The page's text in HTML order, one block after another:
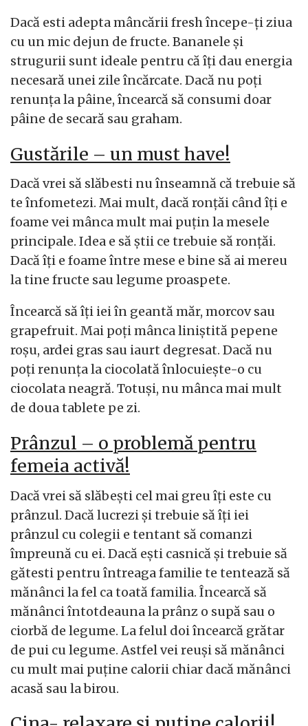
Dacă esti adepta mâncării fresh începe-ţi ziua
cu un mic dejun de fructe. Bananele şi
strugurii sunt ideale pentru că îţi dau energia
necesară unei zile încărcate. Dacă nu poţi
renunţa la pâine, încearcă să consumi doar
pâine de secară sau graham.
Gustările – un must have!
Dacă vrei să slăbesti nu înseamnă că trebuie să
te înfometezi. Mai mult, dacă ronţăi când îţi e
foame vei mânca mult mai puţin la mesele
principale. Idea e să ştii ce trebuie să ronţăi.
Dacă îţi e foame între mese e bine să ai mereu
la tine fructe sau legume proaspete.
Încearcă să îţi iei în geantă măr, morcov sau
grapefruit. Mai poţi mânca liniştită pepene
roşu, ardei gras sau iaurt degresat. Dacă nu
poţi renunţa la ciocolată înlocuieşte-o cu
ciocolata neagră. Totuşi, nu mânca mai mult
de doua tablete pe zi.
Prânzul – o problemă pentru
femeia activă!
Dacă vrei să slăbeşti cel mai greu îţi este cu
prânzul. Dacă lucrezi şi trebuie să îţi iei
prânzul cu colegii e tentant să comanzi
împreună cu ei. Dacă eşti casnică şi trebuie să
gătesti pentru întreaga familie te tentează să
mănânci la fel ca toată familia. Încearcă să
mănânci întotdeauna la prânz o supă sau o
ciorbă de legume. La felul doi încearcă grătar
de pui cu legume. Astfel vei reuşi să mănânci
cu mult mai puţine calorii chiar dacă mănânci
acasă sau la birou.